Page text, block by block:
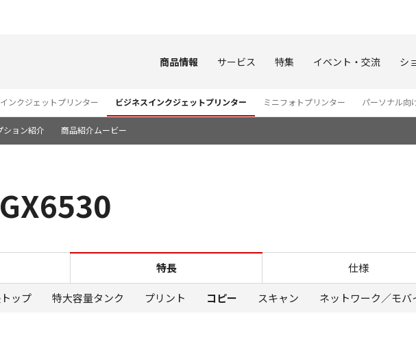
商品情報 サービス 特集 イベント・交流 シ
インクジェットプリンター ビジネスインクジェットプリンター ミニフォトプリンター パーソナル向
ション紹介 商品紹介ムービー
コピー GX6530
特長 仕様
ップ 特大容量タンク プリント コピー スキャン ネットワーク／モバ